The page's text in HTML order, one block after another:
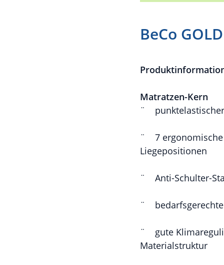
BeCo
Matratzen-Kern
¨
¨
7
Liegepositionen
¨ Anti-Schulter-
¨
¨
gute
Materialstruktur